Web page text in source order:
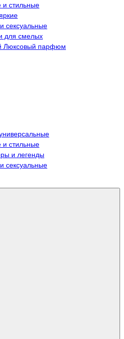
и стильные
сексуальные
для смелых
Люксовый парфюм
и стильные
и легенды
сексуальные